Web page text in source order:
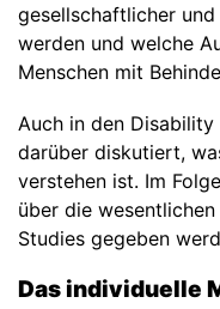
gesellschaftlicher
werden und welche
Menschen mit
Auch in den
darüber diskutiert,
verstehen ist. Im
über die
Studies gegeben
Das individuelle